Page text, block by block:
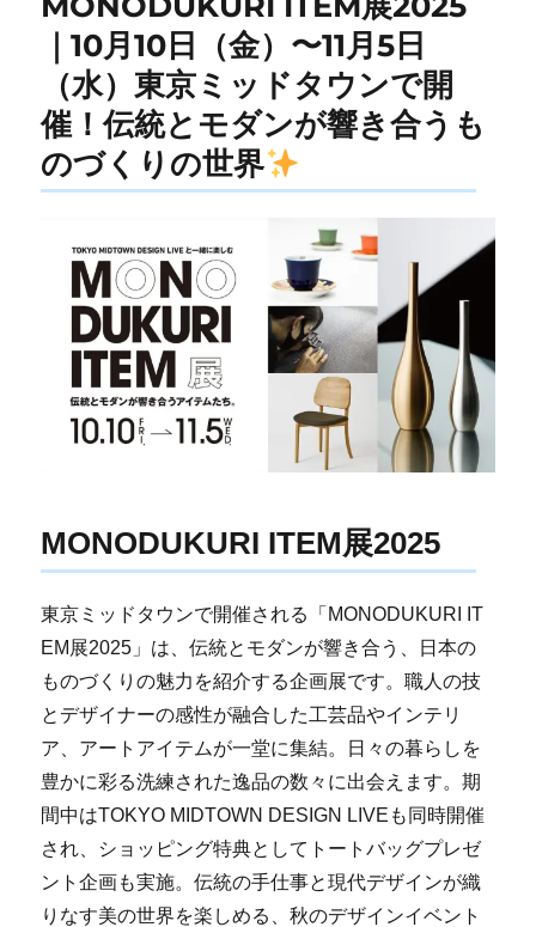
｜10月10日（金）〜11月5日
（水）東京ミッドタウンで開
催！伝統とモダンが響き合うも
のづくりの世界
MONODUKURI ITEM展2025
東京ミッドタウンで開催される「MONODUKURI IT
EM展2025」は、伝統とモダンが響き合う、日本の
ものづくりの魅力を紹介する企画展です。職人の技
とデザイナーの感性が融合した工芸品やインテリ
ア、アートアイテムが一堂に集結。日々の暮らしを
豊かに彩る洗練された逸品の数々に出会えます。期
間中はTOKYO MIDTOWN DESIGN LIVEも同時開催
され、ショッピング特典としてトートバッグプレゼ
ント企画も実施。伝統の手仕事と現代デザインが織
りなす美の世界を楽しめる、秋のデザインイベント